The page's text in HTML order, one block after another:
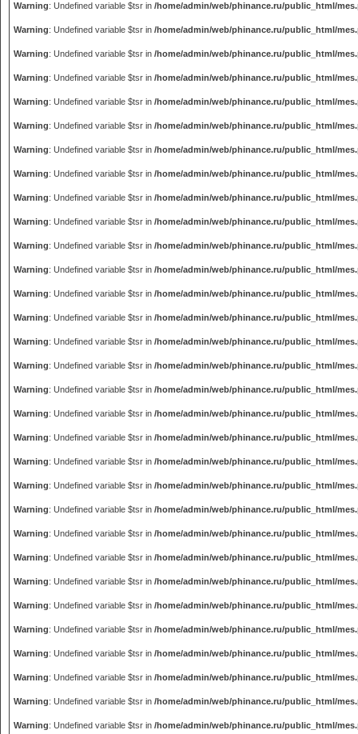
Warning: Undefined variable $tsr in /home/admin/web/phinance.ru/public_html/
Warning: Undefined variable $tsr in /home/admin/web/phinance.ru/public_html/
Warning: Undefined variable $tsr in /home/admin/web/phinance.ru/public_html/
Warning: Undefined variable $tsr in /home/admin/web/phinance.ru/public_html/
Warning: Undefined variable $tsr in /home/admin/web/phinance.ru/public_html/
Warning: Undefined variable $tsr in /home/admin/web/phinance.ru/public_html/
Warning: Undefined variable $tsr in /home/admin/web/phinance.ru/public_html/
Warning: Undefined variable $tsr in /home/admin/web/phinance.ru/public_html/
Warning: Undefined variable $tsr in /home/admin/web/phinance.ru/public_html/
Warning: Undefined variable $tsr in /home/admin/web/phinance.ru/public_html/
Warning: Undefined variable $tsr in /home/admin/web/phinance.ru/public_html/
Warning: Undefined variable $tsr in /home/admin/web/phinance.ru/public_html/
Warning: Undefined variable $tsr in /home/admin/web/phinance.ru/public_html/
Warning: Undefined variable $tsr in /home/admin/web/phinance.ru/public_html/
Warning: Undefined variable $tsr in /home/admin/web/phinance.ru/public_html/
Warning: Undefined variable $tsr in /home/admin/web/phinance.ru/public_html/
Warning: Undefined variable $tsr in /home/admin/web/phinance.ru/public_html/
Warning: Undefined variable $tsr in /home/admin/web/phinance.ru/public_html/
Warning: Undefined variable $tsr in /home/admin/web/phinance.ru/public_html/
Warning: Undefined variable $tsr in /home/admin/web/phinance.ru/public_html/
Warning: Undefined variable $tsr in /home/admin/web/phinance.ru/public_html/
Warning: Undefined variable $tsr in /home/admin/web/phinance.ru/public_html/
Warning: Undefined variable $tsr in /home/admin/web/phinance.ru/public_html/
Warning: Undefined variable $tsr in /home/admin/web/phinance.ru/public_html/
Warning: Undefined variable $tsr in /home/admin/web/phinance.ru/public_html/
Warning: Undefined variable $tsr in /home/admin/web/phinance.ru/public_html/
Warning: Undefined variable $tsr in /home/admin/web/phinance.ru/public_html/
Warning: Undefined variable $tsr in /home/admin/web/phinance.ru/public_html/
Warning: Undefined variable $tsr in /home/admin/web/phinance.ru/public_html/
Warning: Undefined variable $tsr in /home/admin/web/phinance.ru/public_html/
Warning: Undefined variable $tsr in /home/admin/web/phinance.ru/public_html/